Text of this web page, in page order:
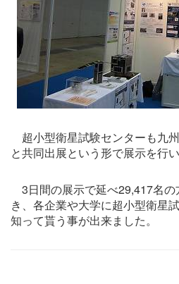
超小型衛星試験センターも九
と共同出展という形で展示を行い
3日間の展示で延べ29,417名
き、各企業や大学に超小型衛星
知って貰う事が出来ました。